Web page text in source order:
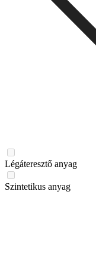
Légáteresztő anyag
Szintetikus anyag